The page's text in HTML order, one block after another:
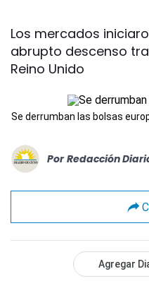
Los mercados
abrupto descenso
Reino Unido
Se derrumban las bolsas
Por Redacción
Agregar